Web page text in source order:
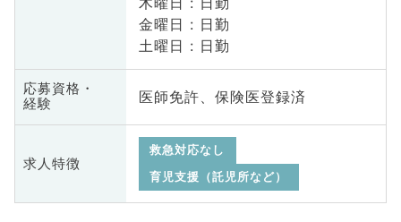
金曜日 : 日勤
土曜日 : 日勤
応募資格・
経験
医師免許、保険医登録済
求人特徴
救急対応なし
育児支援（託児所など）